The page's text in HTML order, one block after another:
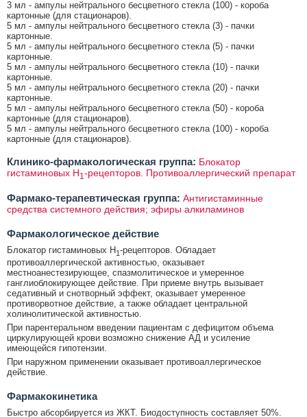
3 мл - ампулы нейтрального бесцветного стекла (100) - короба
картонные (для стационаров).
5 мл - ампулы нейтрального бесцветного стекла (3) - пачки
картонные.
5 мл - ампулы нейтрального бесцветного стекла (5) - пачки
картонные.
5 мл - ампулы нейтрального бесцветного стекла (10) - пачки
картонные.
5 мл - ампулы нейтрального бесцветного стекла (20) - пачки
картонные.
5 мл - ампулы нейтрального бесцветного стекла (50) - короба
картонные (для стационаров).
5 мл - ампулы нейтрального бесцветного стекла (100) - короба
картонные (для стационаров).
Клинико-фармакологическая группа: Блокатор
гистаминовых Н1 -рецепторов. Противоаллергический препарат
Фармако-терапевтическая группа: Антигистаминные
средства системного действия; эфиры алкиламинов
Фармакологическое действие
Блокатор гистаминовых Н 1-рецепторов. Обладает
противоаллергической активностью, оказывает
местноанестезирующее, спазмолитическое и умеренное
ганглиоблокирующее действие. При приеме внутрь вызывает
седативный и снотворный эффект, оказывает умеренное
противорвотное действие, а также обладает центральной
холинолитической активностью.
При парентеральном введении пациентам с дефицитом объема
циркулирующей крови возможно снижение АД и усиление
имеющейся гипотензии.
При наружном применении оказывает противоаллергическое
действие.
Фармакокинетика
Быстро абсорбируется из ЖКТ. Биодоступность составляет 50%.